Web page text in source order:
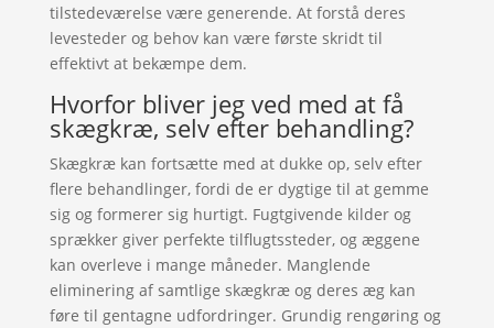
tilstedeværelse være generende. At forstå deres
levesteder og behov kan være første skridt til
effektivt at bekæmpe dem.
Hvorfor bliver jeg ved med at få
skægkræ, selv efter behandling?
Skægkræ kan fortsætte med at dukke op, selv efter
flere behandlinger, fordi de er dygtige til at gemme
sig og formerer sig hurtigt. Fugtgivende kilder og
sprækker giver perfekte tilflugtssteder, og æggene
kan overleve i mange måneder. Manglende
eliminering af samtlige skægkræ og deres æg kan
føre til gentagne udfordringer. Grundig rengøring og